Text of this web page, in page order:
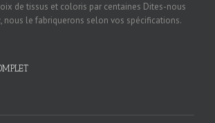
de tissus et coloris par centaines Dites-nous
nous le fabriquerons selon vos spécifications.